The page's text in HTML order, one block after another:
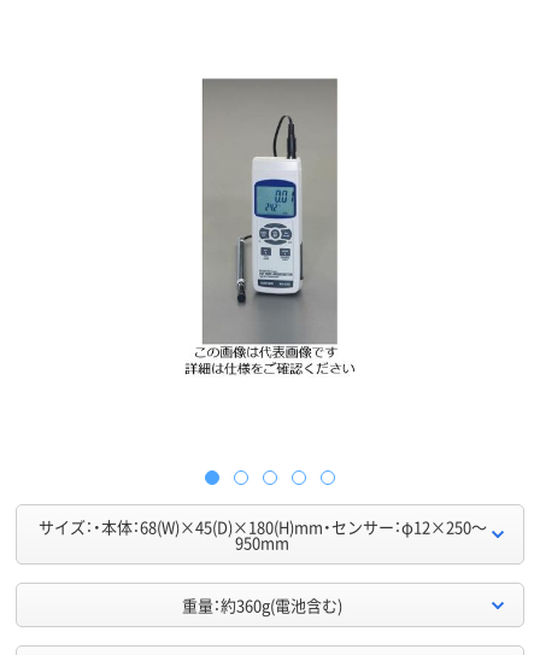
サイズ：・本体：68(W)×45(D)×180(H)mm・センサー：φ12×250～
950mm
重量：約360g(電池含む)